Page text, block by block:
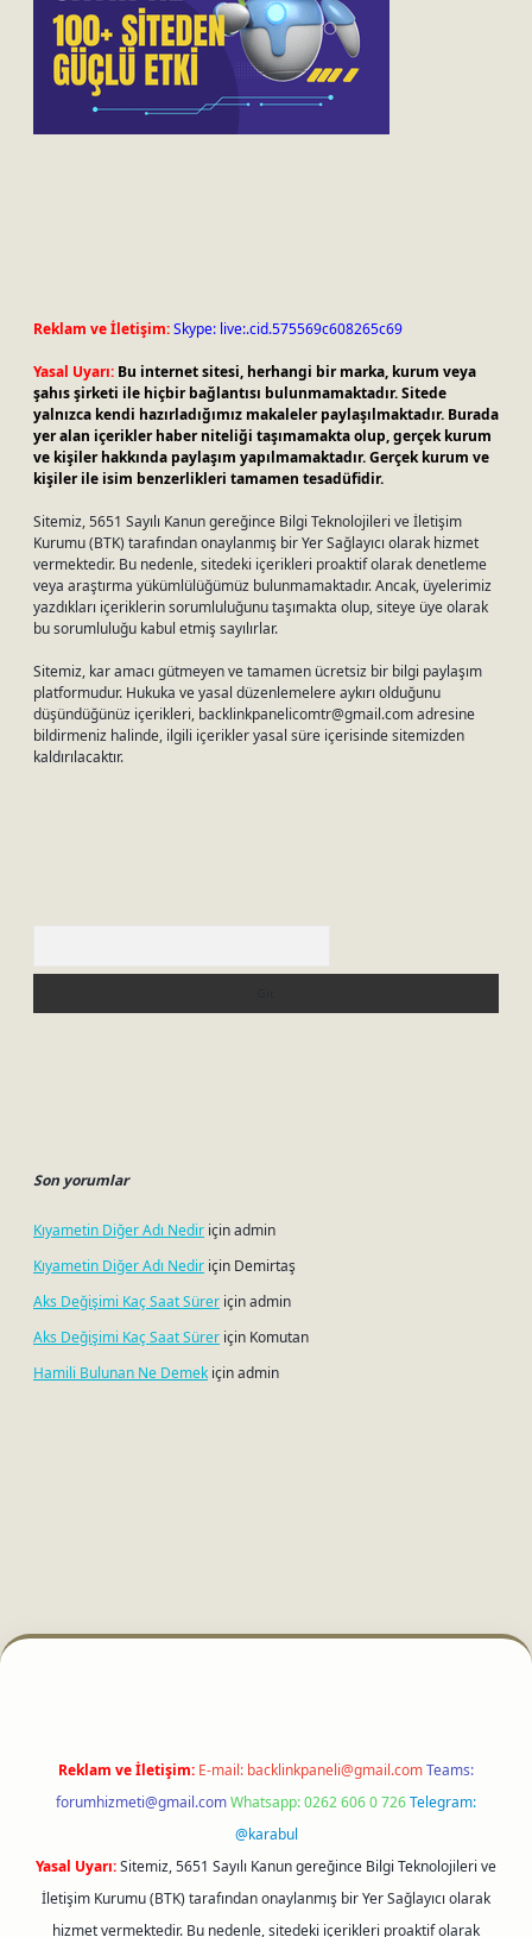
Reklam ve İletişim:Skype: live:.cid.575569c608265c69
Yasal Uyarı: Bu internet sitesi, herhangi bir marka, kurum veya
şahıs şirketi ile hiçbir bağlantısı bulunmamaktadır. Sitede
yalnızca kendi hazırladığımız makaleler paylaşılmaktadır. Burada
yer alan içerikler haber niteliği taşımamakta olup, gerçek kurum
ve kişiler hakkında paylaşım yapılmamaktadır. Gerçek kurum ve
kişiler ile isim benzerlikleri tamamen tesadüfidir.
Sitemiz, 5651 Sayılı Kanun gereğince Bilgi Teknolojileri ve İletişim
Kurumu (BTK) tarafından onaylanmış bir Yer Sağlayıcı olarak hizmet
vermektedir. Bu nedenle, sitedeki içerikleri proaktif olarak denetleme
veya araştırma yükümlülüğümüz bulunmamaktadır. Ancak, üyelerimiz
yazdıkları içeriklerin sorumluluğunu taşımakta olup, siteye üye olarak
bu sorumluluğu kabul etmiş sayılırlar.
Sitemiz, kar amacı gütmeyen ve tamamen ücretsiz bir bilgi paylaşım
platformudur. Hukuka ve yasal düzenlemelere aykırı olduğunu
düşündüğünüz içerikleri, backlinkpanelicomtr@gmail.comadresine
bildirmeniz halinde, ilgili içerikler yasal süre içerisinde sitemizden
kaldırılacaktır.
Son yorumlar
Kıyametin Diğer Adı Nedir içinadmin
Kıyametin Diğer Adı Nedir için Demirtaş
Aks Değişimi Kaç Saat Sürer içinadmin
Aks Değişimi Kaç Saat Sürer için Komutan
Hamili Bulunan Ne Demek içinadmin
Reklam ve İletişim: E-mail: backlinkpaneli@gmail.comTeams:
forumhizmeti@gmail.comWhatsapp: 0262 606 0 726Telegram:
@karabul
Yasal Uyarı:Sitemiz, 5651 Sayılı Kanun gereğince Bilgi Teknolojileri ve
İletişim Kurumu (BTK) tarafından onaylanmış bir Yer Sağlayıcı olarak
hizmet vermektedir. Bu nedenle, sitedeki içerikleri proaktif olarak